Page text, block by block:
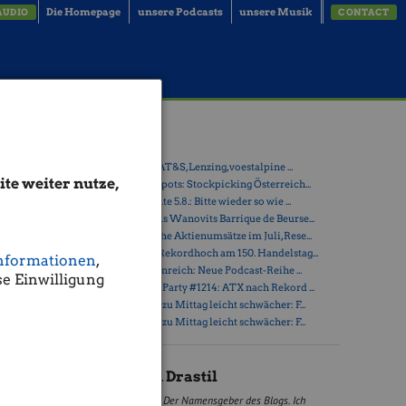
weiter nutze,
,
Einwilligung
Die Homepage unsere Podcasts unsere Musik CONTACT
auf
13923,
» ATX-Trends: AT&S, Lenzing, voestalpine ...
» Österreich-Depots: Stockpicking Österreich...
» Börsegeschichte 5.8.: Bitte wieder so wie ...
» Nachlese: Hans Wanovits Barrique de Beurse...
» PIR-News: Hohe Aktienumsätze im Juli, Rese...
» ATX erreicht Rekordhoch am 150. Handelstag...
» Drastil & Seltenreich: Neue Podcast-Reihe ...
» Wiener Börse Party #1214: ATX nach Rekord ...
» Wiener Börse zu Mittag leicht schwächer: F...
» Wiener Börse zu Mittag leicht schwächer: F...
Christian Drastil
Der Namensgeber des Blogs. Ich